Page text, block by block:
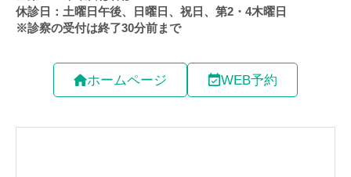
ホームページ WEB予約